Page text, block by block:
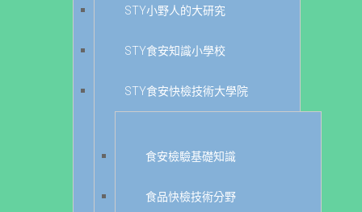
STY小野人的大研究
STY食安知識小學校
STY食安快檢技術大學院
食安檢驗基礎知識
食品快檢技術分野